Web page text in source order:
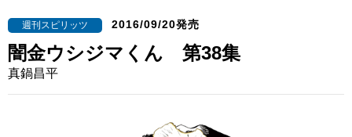
週刊スピリッツ 2016/09/20発売
闇金ウシジマくん 第38集
真鍋昌平